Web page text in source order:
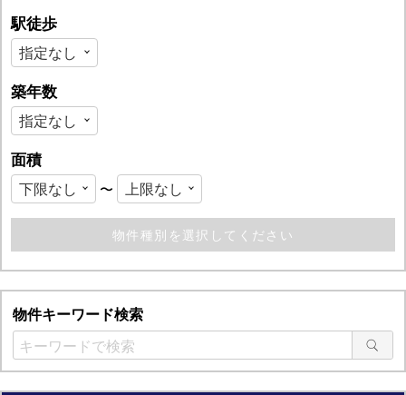
駅徒歩
築年数
面積
〜
物件キーワード検索